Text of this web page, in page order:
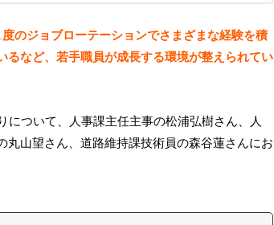
のジョブローテーションでさまざまな経験を積
るなど、若手職員が成長する環境が整えられてい
ついて、人事課主任主事の松浦弘樹さん、人
山望さん、道路維持課技術員の森谷蓮さんにお